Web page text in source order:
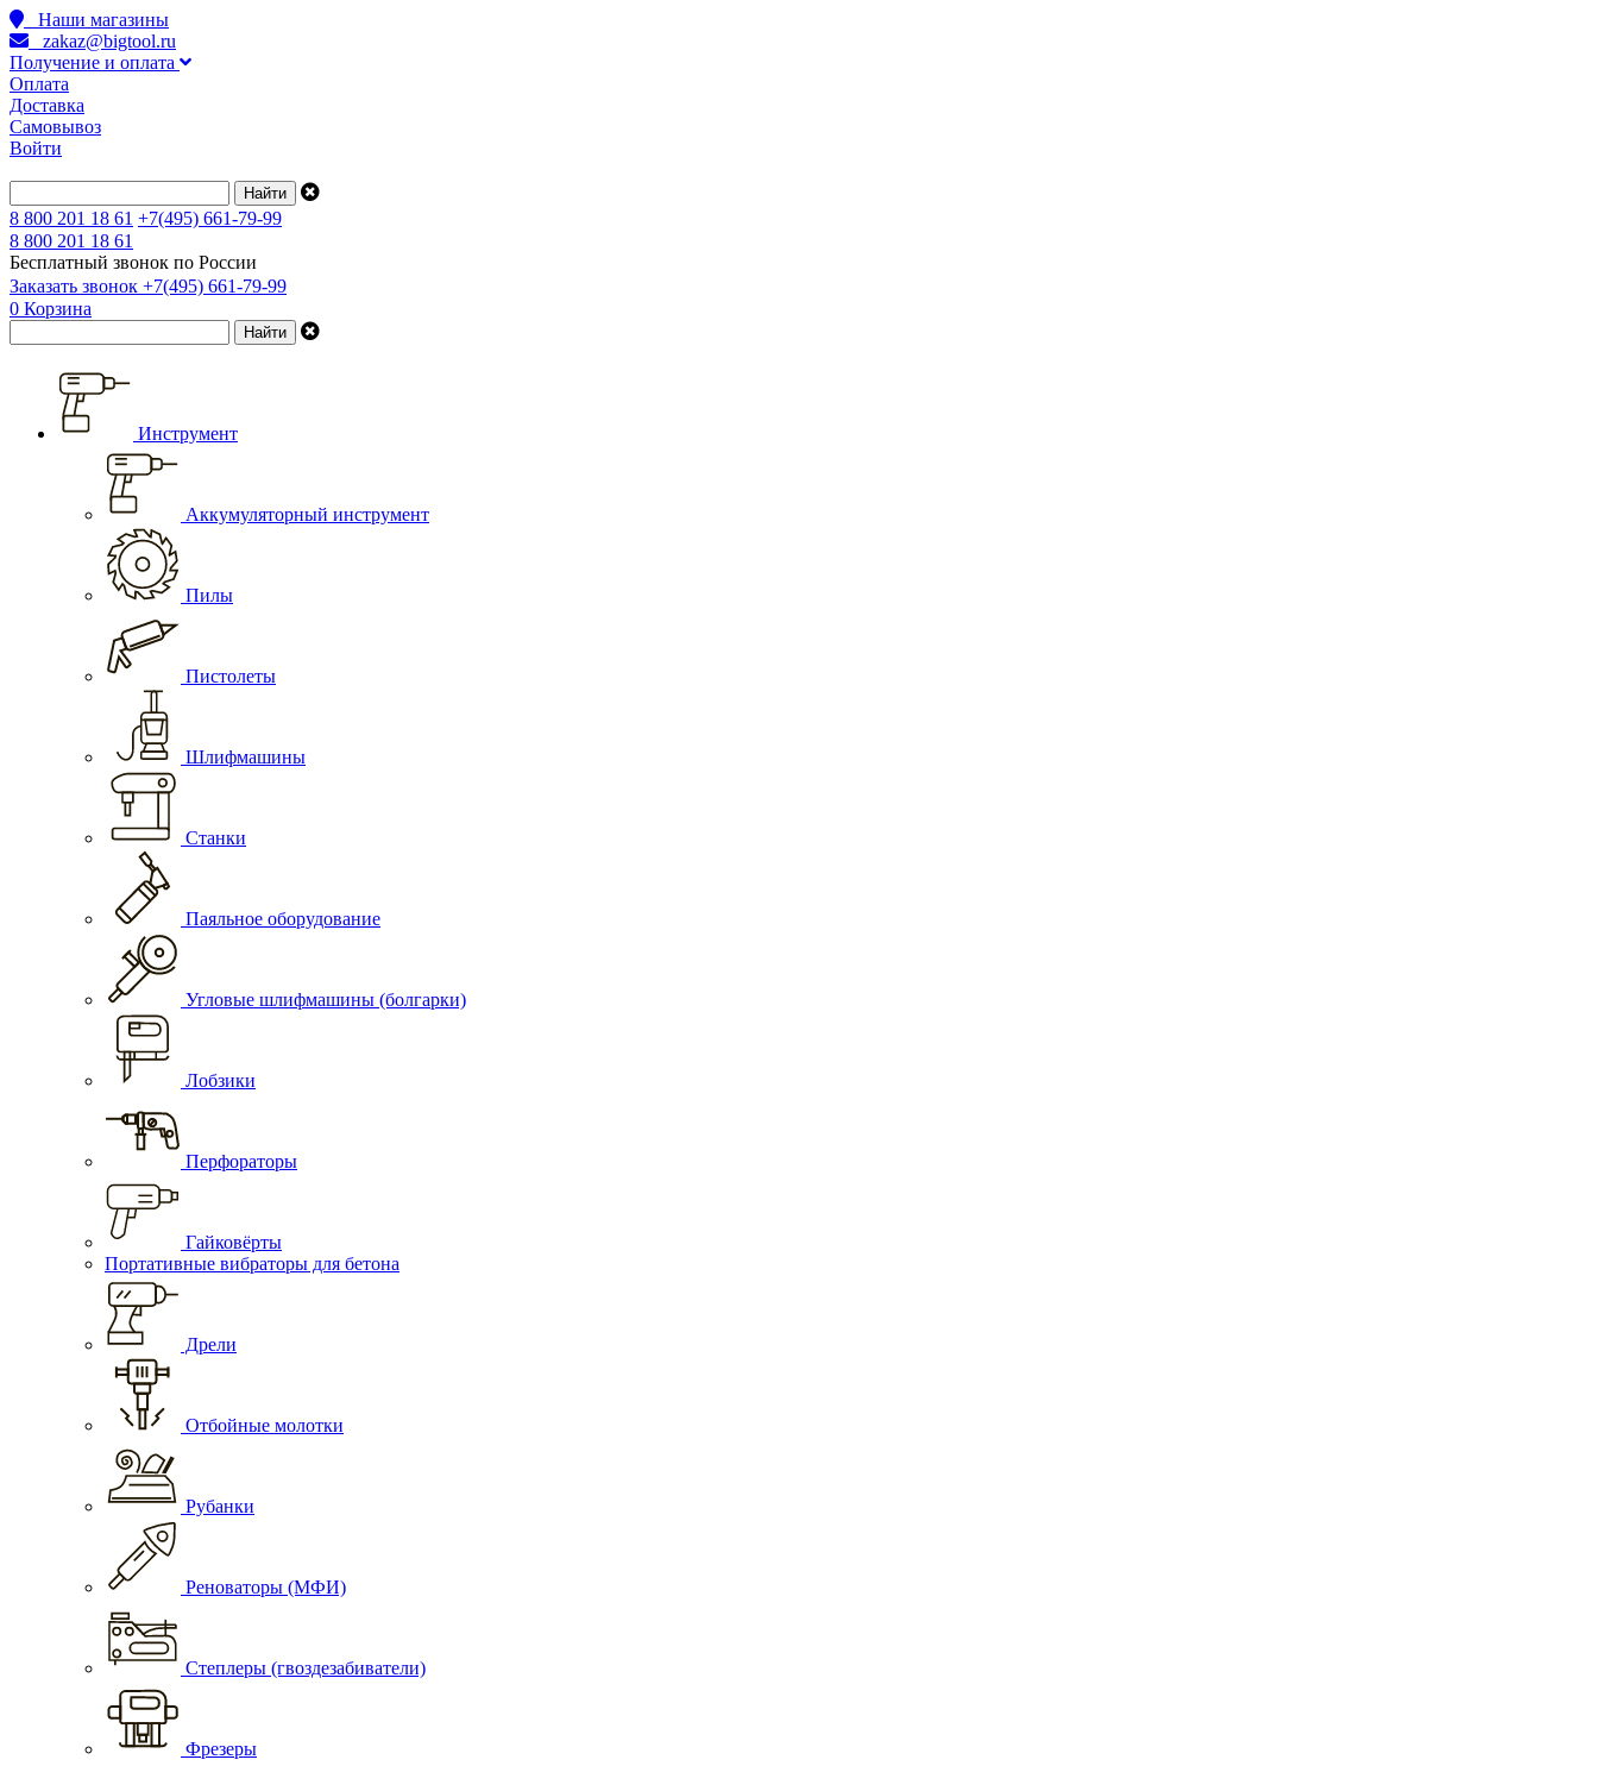
Наши магазины
zakaz@bigtool.ru
Получение и оплата
Оплата
Доставка
Самовывоз
Войти
8 800 201 18 61 +7(495) 661-79-99
8 800 201 18 61
Бесплатный звонок по России
Заказать звонок +7(495) 661-79-99
0 Корзина
Инструмент
Аккумуляторный инструмент
Пилы
Пистолеты
Шлифмашины
Станки
Паяльное оборудование
Угловые шлифмашины (болгарки)
Лобзики
Перфораторы
Гайковёрты
Портативные вибраторы для бетона
Дрели
Отбойные молотки
Рубанки
Реноваторы (МФИ)
Степлеры (гвоздезабиватели)
Фрезеры